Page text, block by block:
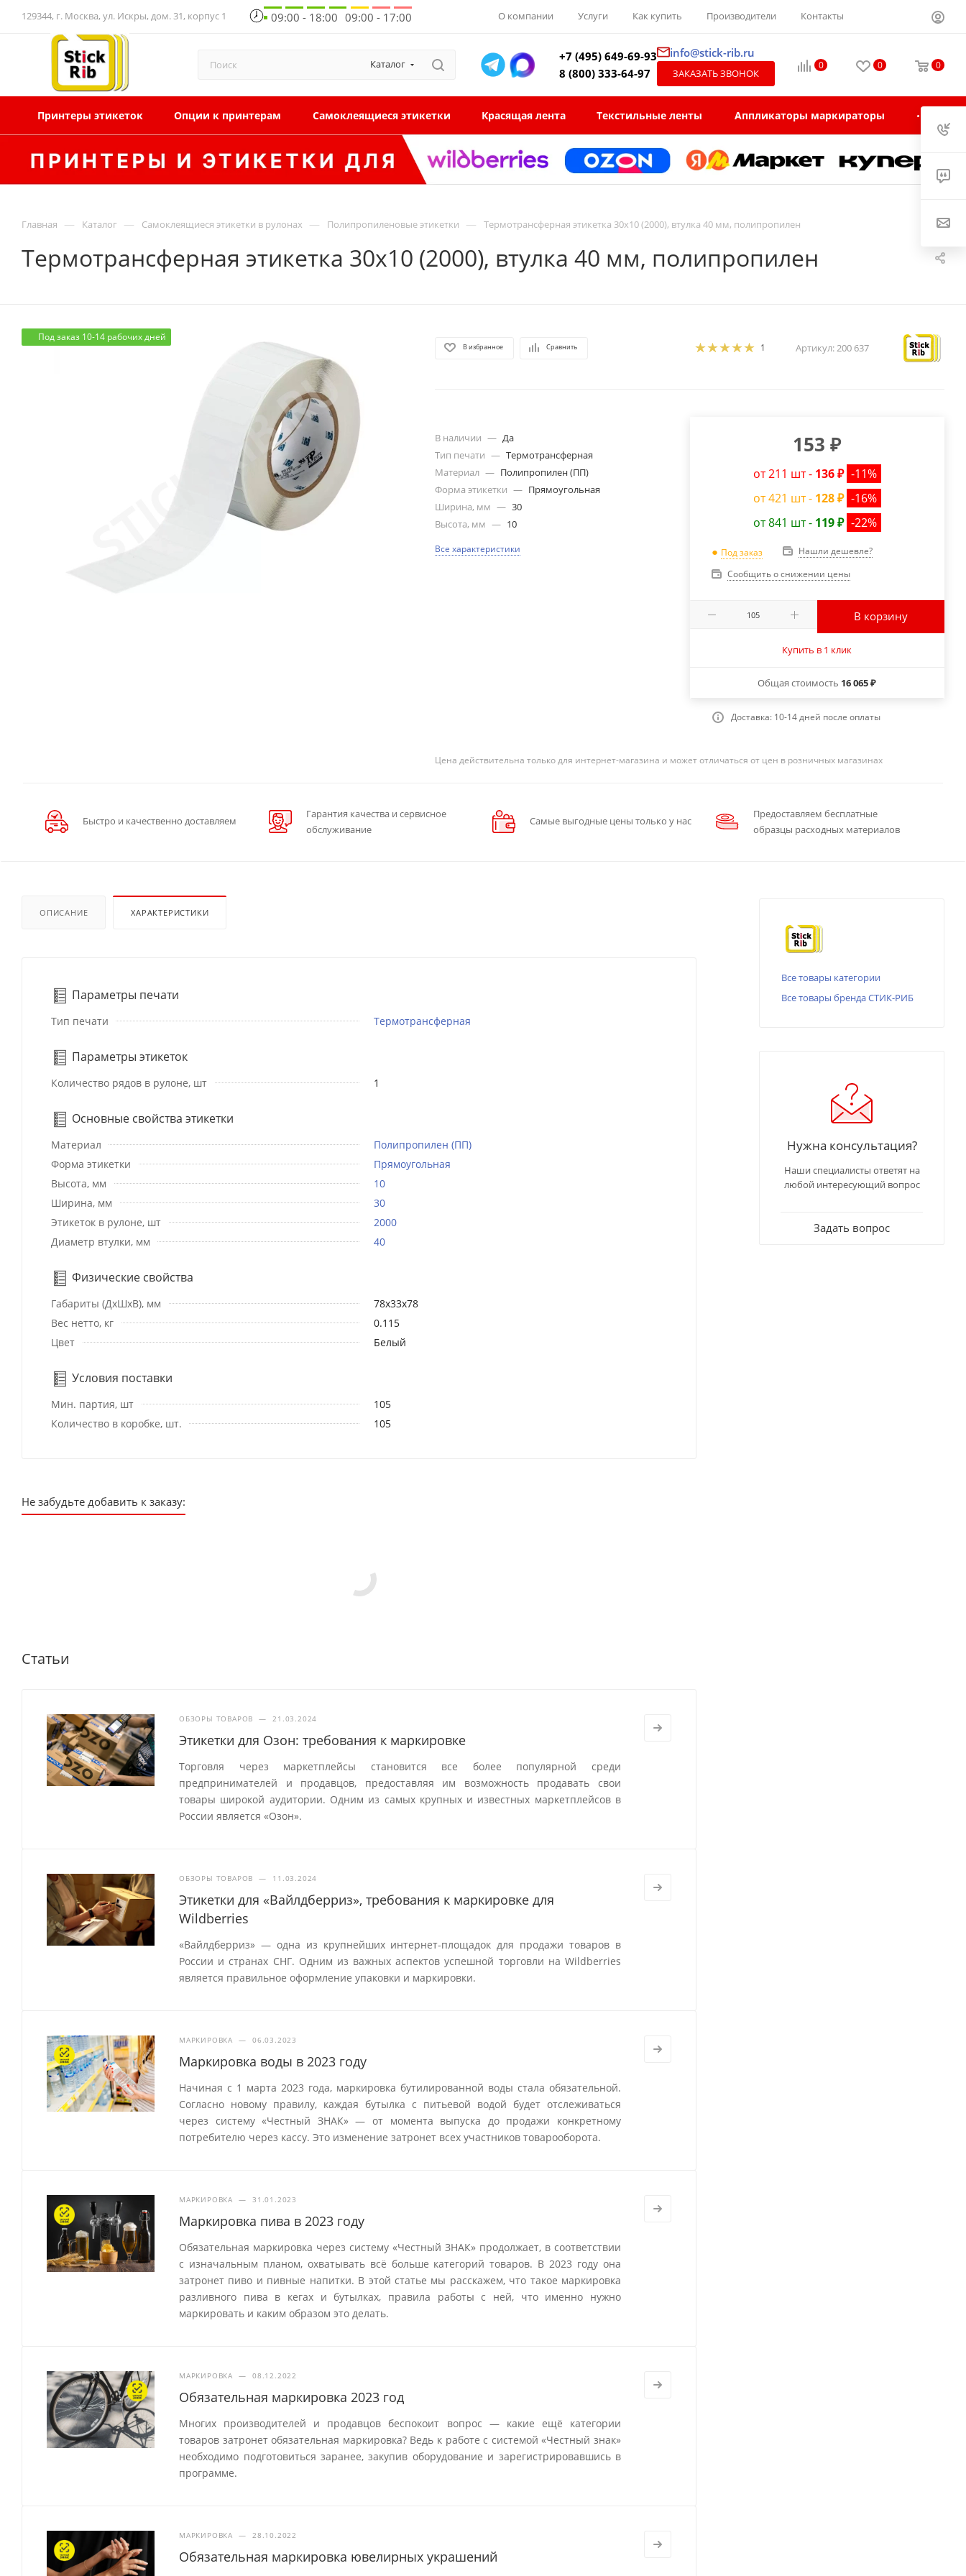
129344, г. Москва, ул. Искры, дом. 31, корпус 1 09:00 - 18:00 09:00 - 17:00 О компании Услуги Как купить Производители Контакты
Каталог
+7 (495) 649-69-93
8 (800) 333-64-97
info@stick-rib.ru
ЗАКАЗАТЬ ЗВОНОК
0 0 0
Принтеры этикеток Опции к принтерам Самоклеящиеся этикетки Красящая лента Текстильные ленты Аппликаторы маркираторы
Главная — Каталог — Самоклеящиеся этикетки в рулонах — Полипропиленовые этикетки — Термотрансферная этикетка 30x10 (2000), втулка 40 мм, полипропилен
Термотрансферная этикетка 30x10 (2000), втулка 40 мм, полипропилен
Под заказ 10-14 рабочих дней
В избранное Сравнить 1 Артикул:200 637
В наличии — Да
Тип печати — Термотрансферная
Материал — Полипропилен (ПП)
Форма этикетки — Прямоугольная
Ширина, мм — 30
Высота, мм — 10
Все характеристики
153 ₽
от 211 шт - 136 ₽ -11%
от 421 шт - 128 ₽ -16%
от 841 шт - 119 ₽ -22%
Под заказ
Нашли дешевле?
Сообщить о снижении цены
В корзину
Купить в 1 клик
Общая стоимость 16 065 ₽
Доставка: 10-14 дней после оплаты
Цена действительна только для интернет-магазина и может отличаться от цен в розничных магазинах
Быстро и качественно доставляем
Гарантия качества и сервисное
обслуживание
Самые выгодные цены только у нас
Предоставляем бесплатные
образцы расходных материалов
ОПИСАНИЕ ХАРАКТЕРИСТИКИ
Параметры печати
Тип печати Термотрансферная
Параметры этикеток
Количество рядов в рулоне, шт 1
Основные свойства этикетки
Материал
Полипропилен (ПП)
Форма этикетки
Прямоугольная
Высота, мм
10
Ширина, мм
30
Этикеток в рулоне, шт
2000
Диаметр втулки, мм
40
Физические свойства
Габариты (ДхШхВ), мм
78x33x78
Вес нетто, кг
0.115
Цвет
Белый
Условия поставки
Мин. партия, шт
105
Количество в коробке, шт.
105
Не забудьте добавить к заказу:
Статьи
ОБЗОРЫ ТОВАРОВ — 21.03.2024
Этикетки для Озон: требования к маркировке
Торговля через маркетплейсы становится все более популярной среди
предпринимателей и продавцов, предоставляя им возможность продавать свои
товары широкой аудитории. Одним из самых крупных и известных маркетплейсов в
России является «Озон».
ОБЗОРЫ ТОВАРОВ — 11.03.2024
Этикетки для «Вайлдберриз», требования к маркировке для
Wildberries
«Вайлдберриз» — одна из крупнейших интернет-площадок для продажи товаров в
России и странах СНГ. Одним из важных аспектов успешной торговли на Wildberries
является правильное оформление упаковки и маркировки.
МАРКИРОВКА — 06.03.2023
Маркировка воды в 2023 году
Начиная с 1 марта 2023 года, маркировка бутилированной воды стала обязательной.
Согласно новому правилу, каждая бутылка с питьевой водой будет отслеживаться
через систему «Честный ЗНАК» — от момента выпуска до продажи конкретному
потребителю через кассу. Это изменение затронет всех участников товарооборота.
МАРКИРОВКА — 31.01.2023
Маркировка пива в 2023 году
Обязательная маркировка через систему «Честный ЗНАК» продолжает, в соответствии
с изначальным планом, охватывать всё больше категорий товаров. В 2023 году она
затронет пиво и пивные напитки. В этой статье мы расскажем, что такое маркировка
разливного пива в кегах и бутылках, правила работы с ней, что именно нужно
маркировать и каким образом это делать.
МАРКИРОВКА — 08.12.2022
Обязательная маркировка 2023 год
Многих производителей и продавцов беспокоит вопрос — какие ещё категории
товаров затронет обязательная маркировка? Ведь к работе с системой «Честный знак»
необходимо подготовиться заранее, закупив оборудование и зарегистрировавшись в
программе.
МАРКИРОВКА — 28.10.2022
Обязательная маркировка ювелирных украшений
Все товары категории
Все товары бренда СТИК-РИБ
Нужна консультация?
Наши специалисты ответят на
любой интересующий вопрос
Задать вопрос